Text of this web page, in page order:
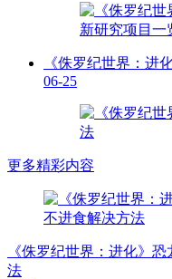
《侏罗纪世界：进
06-25
更多精彩内容
《侏罗纪世界：进化》
法